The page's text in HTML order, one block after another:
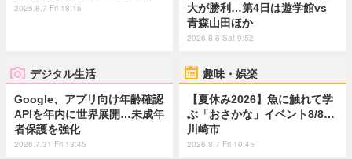
2026.8.7 Fri 18:15
大が勝利…第4日は遊学館vs
青森山田ほか
2026.8.8 Sat 9:52
デジタル生活
Google、アプリ向け年齢確認
APIを年内に世界展開…未成年
者保護を強化
2026.7.31 Fri 13:45
趣味・娯楽
【夏休み2026】魚に触れて学
ぶ「おさかな」イベント8/8…
川崎市
2026.8.7 Fri 10:45